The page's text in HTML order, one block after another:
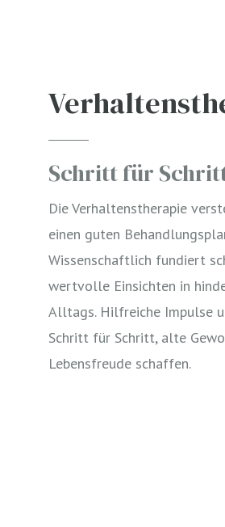
Schritt für
Die Verhaltenstherapie
einen guten
Wissenschaftlich fundiert
wertvolle Einsichten in
Alltags. Hilfreiche Impulse
Schritt für Schritt, alte
Lebensfreude schaffen.